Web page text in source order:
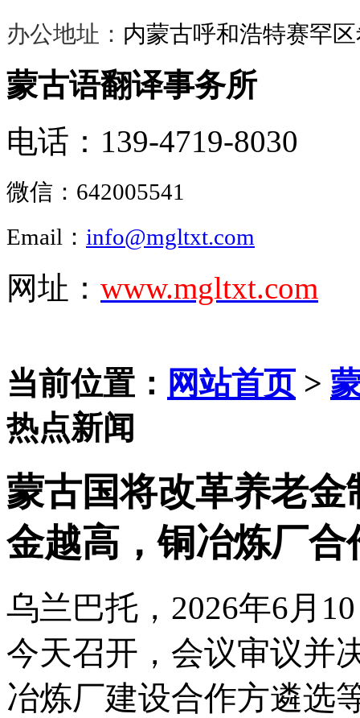
办公地址： 内蒙古呼和浩特赛罕
蒙古语翻译事务所
电话：139-4719-8030
微信： 642005541
Email： info@mgltxt.com
网址： www.mgltxt.com
当前位置： 网站首页>
热点新闻
蒙古国将改革养老
金越高，铜冶炼厂合
乌兰巴托， 2026年6月
今天召开，会议审议并
冶炼厂建设合作方遴选